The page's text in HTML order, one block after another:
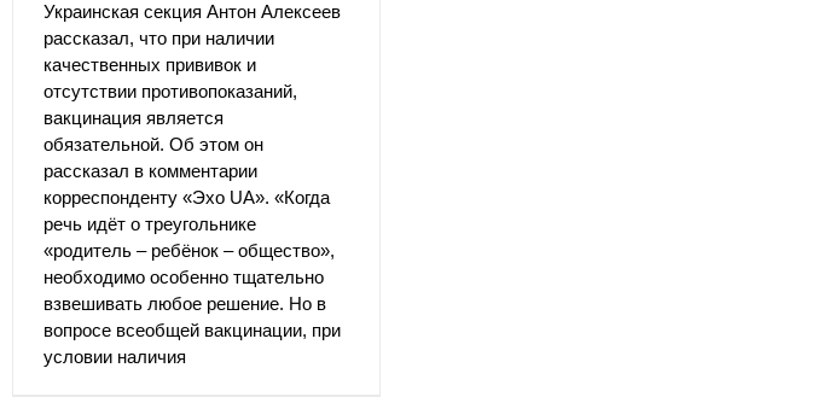
Украинская секция Антон Алексеев
рассказал, что при наличии
качественных прививок и
отсутствии противопоказаний,
вакцинация является
обязательной. Об этом он
рассказал в комментарии
корреспонденту «Эхо UA». «Когда
речь идёт о треугольнике
«родитель – ребёнок – общество»,
необходимо особенно тщательно
взвешивать любое решение. Но в
вопросе всеобщей вакцинации, при
условии наличия